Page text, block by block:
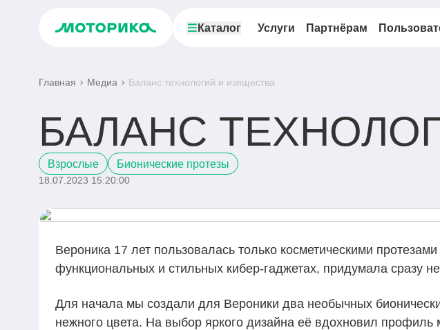
Каталог Услуги Партнёрам
Главная Медиа Баланс технологий и изящества
БАЛАНС
Взрослые Бионические протезы
18.07.2023 15:20:00
Вероника 17 лет пользовалась только косметическими
функциональных и стильных кибер-гаджетах, придумала сразу
Для начала мы создали для Вероники два необычных
нежного цвета. На выбор яркого дизайна её вдохновил